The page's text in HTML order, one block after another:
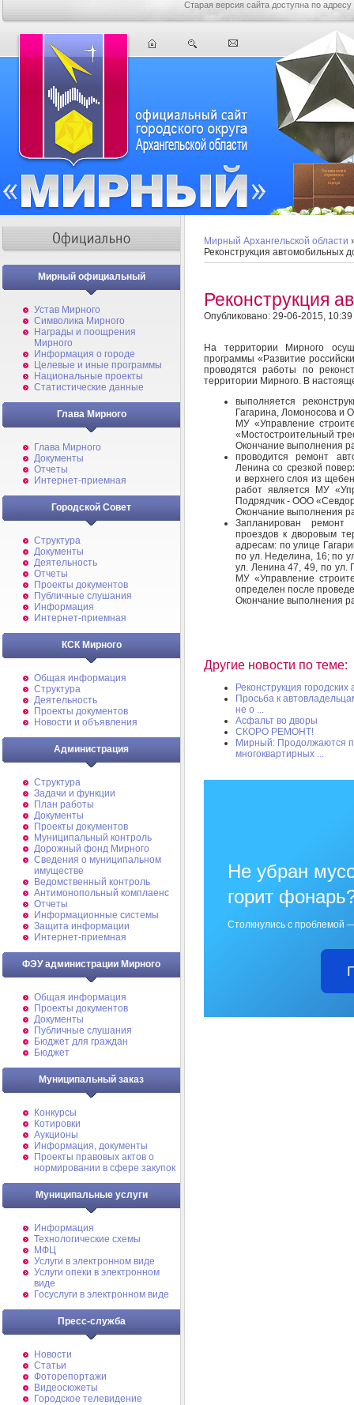
Старая версия сайта доступна по адресу
Мирный официальный
Устав Мирного
Символика Мирного
Награды и поощрения
Мирного
Информация о городе
Целевые и иные программы
Национальные проекты
Статистические данные
Глава Мирного
Глава Мирного
Документы
Отчеты
Интернет-приемная
Городской Совет
Структура
Документы
Деятельность
Отчеты
Проекты документов
Публичные слушания
Информация
Интернет-приемная
КСК Мирного
Общая информация
Структура
Деятельность
Проекты документов
Новости и объявления
Администрация
Структура
Задачи и функции
План работы
Документы
Проекты документов
Муниципальный контроль
Дорожный фонд Мирного
Cведения о муниципальном
имуществе
Ведомственный контроль
Антимонопольный комплаенс
Отчеты
Информационные системы
Защита информации
Интернет-приемная
ФЭУ администрации Мирного
Общая информация
Проекты документов
Документы
Публичные слушания
Бюджет для граждан
Бюджет
Муниципальный заказ
Конкурсы
Котировки
Аукционы
Информация, документы
Проекты правовых актов о
нормировании в сфере закупок
Муниципальные услуги
Информация
Технологические схемы
МФЦ
Услуги в электронном виде
Услуги опеки в электронном
виде
Госуслуги в электронном виде
Пресс-служба
Новости
Статьи
Фоторепортажи
Видеосюжеты
Городское телевидение
Мирный Архангельской области
Реконструкция автомобильных
Реконструкция
Опубликовано: 29-06-2015, 10:39
На территории Мирного
программы «Развитие
проводятся работы по
территории Мирного. В
выполняется
Гагарина, Ломоносова и
МУ «Управление
«Мостостроительный
Окончание выполнения
проводится ремонт
Ленина со срезкой
и верхнего слоя из
работ является МУ
Подрядчик - ООО
Окончание выполнения
Запланирован ремонт
проездов к дворовым
адресам: по улице
по ул. Неделина, 16; по
ул. Ленина 47, 49, по ул.
МУ «Управление
определен после
Окончание выполнения
Другие новости по теме:
Реконструкция
Просьба к
не о ...
Асфальт во дворы
СКОРО РЕМОНТ!
Мирный: Продолжаются
многоквартирных ...
Не убран
горит
Столкнулись с проблемой